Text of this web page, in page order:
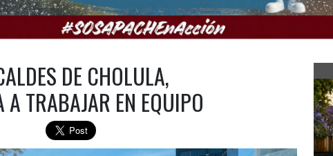
DE CHOLULA,
TRABAJAR EN EQUIPO